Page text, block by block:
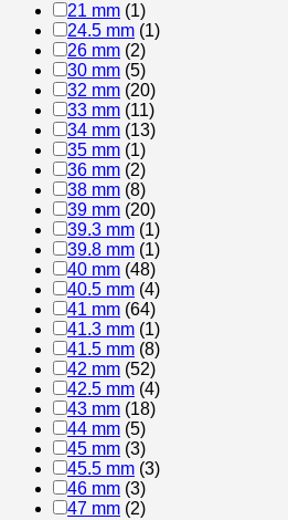
21 mm (1)
24.5 mm (1)
26 mm (2)
30 mm (5)
32 mm (20)
33 mm (11)
34 mm (13)
35 mm (1)
36 mm (2)
38 mm (8)
39 mm (20)
39.3 mm (1)
39.8 mm (1)
40 mm (48)
40.5 mm (4)
41 mm (64)
41.3 mm (1)
41.5 mm (8)
42 mm (52)
42.5 mm (4)
43 mm (18)
44 mm (5)
45 mm (3)
45.5 mm (3)
46 mm (3)
47 mm (2)